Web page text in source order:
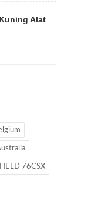
Alat
76CSX